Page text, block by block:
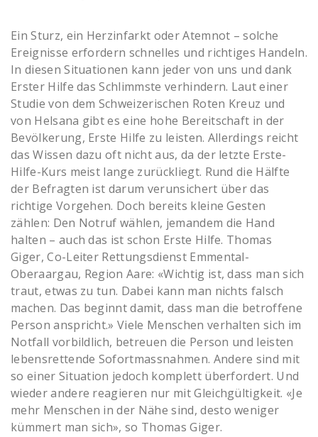
Ein Sturz, ein Herzinfarkt oder Atemnot – solche
Ereignisse erfordern schnelles und richtiges Handeln.
In diesen Situationen kann jeder von uns und dank
Erster Hilfe das Schlimmste verhindern. Laut einer
Studie von dem Schweizerischen Roten Kreuz und
von Helsana gibt es eine hohe Bereitschaft in der
Bevölkerung, Erste Hilfe zu leisten. Allerdings reicht
das Wissen dazu oft nicht aus, da der letzte Erste-
Hilfe-Kurs meist lange zurückliegt. Rund die Hälfte
der Befragten ist darum verunsichert über das
richtige Vorgehen. Doch bereits kleine Gesten
zählen: Den Notruf wählen, jemandem die Hand
halten – auch das ist schon Erste Hilfe. Thomas
Giger, Co-Leiter Rettungsdienst Emmental-
Oberaargau, Region Aare: «Wichtig ist, dass man sich
traut, etwas zu tun. Dabei kann man nichts falsch
machen. Das beginnt damit, dass man die betroffene
Person anspricht.» Viele Menschen verhalten sich im
Notfall vorbildlich, betreuen die Person und leisten
lebensrettende Sofortmassnahmen. Andere sind mit
so einer Situation jedoch komplett überfordert. Und
wieder andere reagieren nur mit Gleichgültigkeit. «Je
mehr Menschen in der Nähe sind, desto weniger
kümmert man sich», so Thomas Giger.